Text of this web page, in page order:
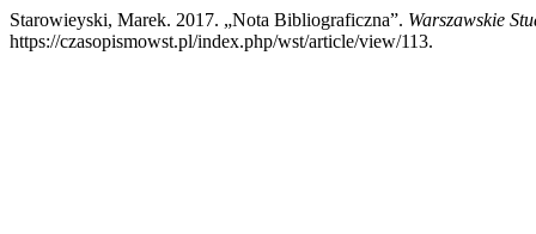
Starowieyski, Marek. 2017. „Nota Bibliograficzna”. Warszawskie
https://czasopismowst.pl/index.php/wst/article/view/113.